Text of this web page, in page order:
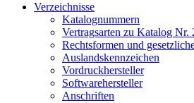
Verzeichnisse
Katalognummern
Vertragsarten zu Katalog Nr.
Rechtsformen und
Auslandskennzeichen
Vordruckhersteller
Softwarehersteller
Anschriften